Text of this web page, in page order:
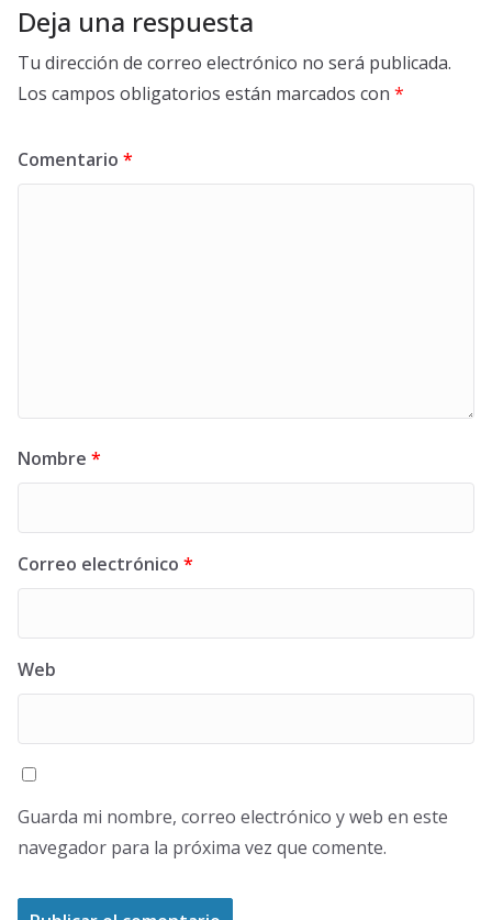
Deja una respuesta
Tu dirección de correo electrónico no será publicada.
Los campos obligatorios están marcados con *
Comentario *
Nombre *
Correo electrónico *
Web
Guarda mi nombre, correo electrónico y web en este
navegador para la próxima vez que comente.